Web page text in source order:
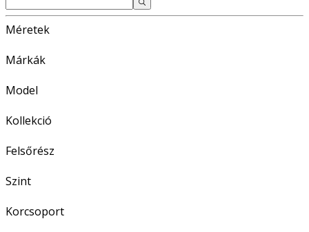
Méretek
Márkák
Model
Kollekció
Felsőrész
Szint
Korcsoport